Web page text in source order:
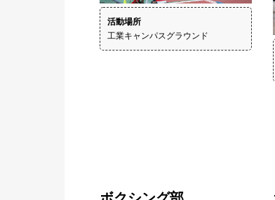
活動場所
工業キャンパスグラウンド